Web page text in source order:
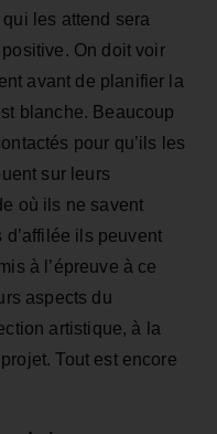
qui les attend sera
On doit voir
avant de planifier la
blanche. Beaucoup
pour qu’ils les
sur leurs
où ils ne savent
ils peuvent
à l’épreuve à ce
aspects du
artistique, à la
Tout est encore